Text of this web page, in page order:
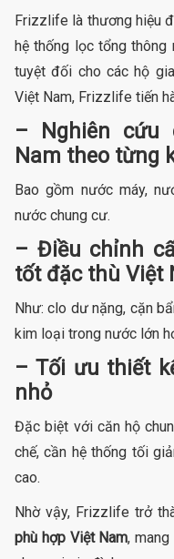
Frizzlife là thương hiệu
hệ thống lọc tổng thông
tuyệt đối cho các hộ
Việt Nam, Frizzlife tiến
– Nghiên cứu
Nam theo từng
Bao gồm nước máy,
nước chung cư.
– Điều chỉnh
tốt đặc thù Việt
Như: clo dư nặng, cặn
kim loại trong nước lớn
– Tối ưu thiết
nhỏ
Đặc biệt với căn hộ
chế, cần hệ thống tối
cao.
Nhờ vậy, Frizzlife trở
phù hợp Việt Nam,